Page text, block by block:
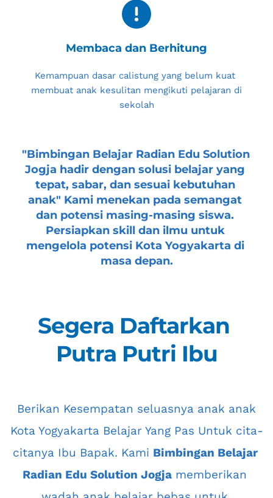
Membaca dan Berhitung
Kemampuan dasar calistung yang belum kuat
membuat anak kesulitan mengikuti pelajaran di
sekolah
"Bimbingan Belajar Radian Edu Solution
Jogja hadir dengan solusi belajar yang
tepat, sabar, dan sesuai kebutuhan
anak" Kami menekan pada semangat
dan potensi masing-masing siswa.
Persiapkan skill dan ilmu untuk
mengelola potensi Kota Yogyakarta di
masa depan.
Segera Daftarkan
Putra Putri Ibu
Kota Yogyakarta Belajar Yang Pas Untuk cita-
citanya Ibu Bapak. Kami Bimbingan Belajar
Radian Edu Solution Jogja memberikan